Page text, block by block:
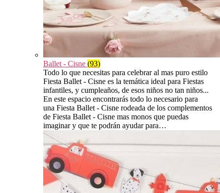
Ballet - Cisne (93)
Todo lo que necesitas para celebrar al mas puro estilo
Fiesta Ballet - Cisne es la temática ideal para Fiestas
infantiles, y cumpleaños, de esos niños no tan niños...
En este espacio encontrarás todo lo necesario para
una Fiesta Ballet - Cisne rodeada de los complementos
de Fiesta Ballet - Cisne mas monos que puedas
imaginar y que te podrán ayudar para…